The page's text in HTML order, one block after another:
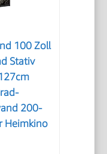
100 Zoll
Stativ
200-
Heimkino